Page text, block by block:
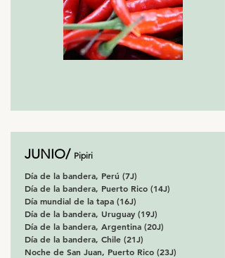
JUNIO/ Pipiri
Día de la bandera, Perú (7J)
Día de la bandera, Puerto Rico (14J)
Día mundial de la tapa (16J)
Día de la bandera, Uruguay (19J)
Día de la bandera, Argentina (20J)
Día de la bandera, Chile (21J)
Noche de San Juan, Puerto Rico (23J)